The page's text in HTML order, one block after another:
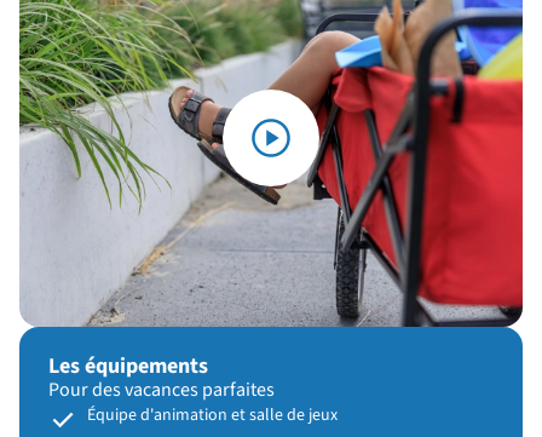
Les équipements
Pour des vacances parfaites
Équipe d'animation et salle de jeux